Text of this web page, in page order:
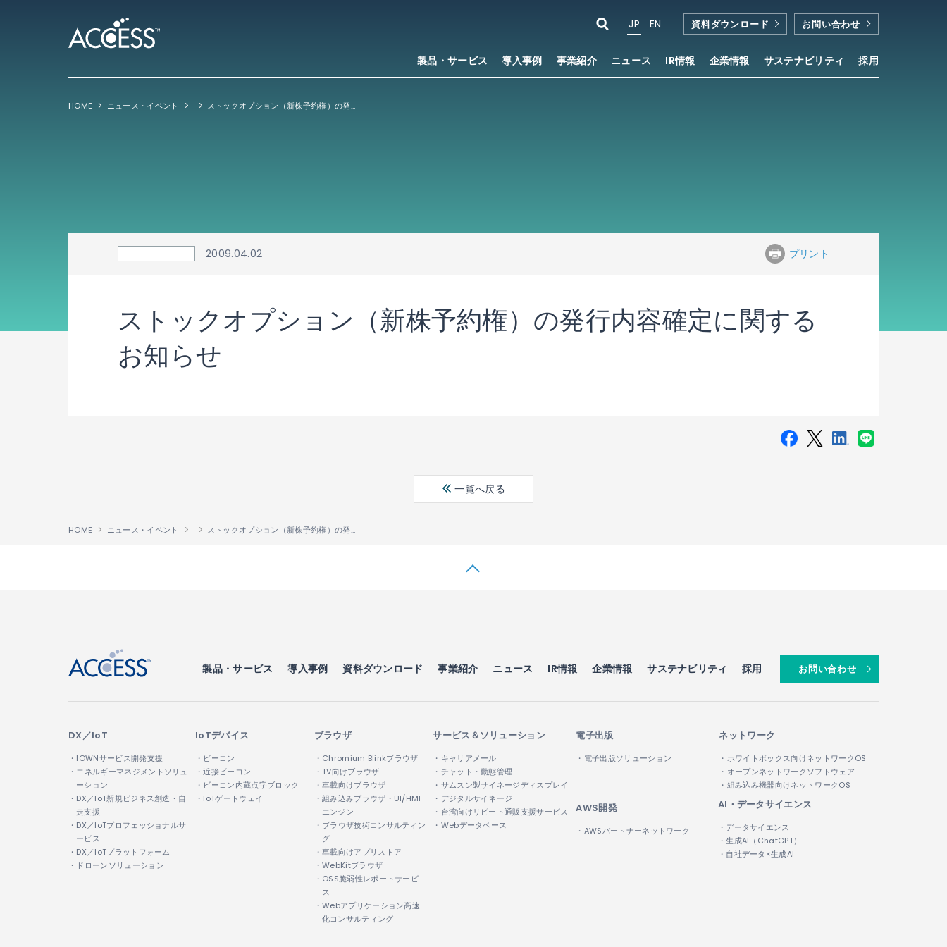
製品・サービス 導入事例 事業紹介 ニュース IR情報 企業情報 サステナビリティ 採用
JP EN 資料ダウンロード お問い合わせ
HOME ニュース・イベント ストックオプション（新株予約権）の発行内容確定に関するお知らせ
2009.04.02 プリント
ストックオプション（新株予約権）の発行内容確定に関する
お知らせ
一覧へ戻る
HOME ニュース・イベント ストックオプション（新株予約権）の発行内容確定に関するお知らせ
製品・サービス 導入事例 資料ダウンロード 事業紹介 ニュース IR情報 企業情報 サステナビリティ 採用 お問い合わせ
DX／IoT
・IOWNサービス開発支援
・エネルギーマネジメントソリュ
ーション
・DX／IoT新規ビジネス創造・自
走支援
・DX／IoTプロフェッショナルサ
ービス
・DX／IoTプラットフォーム
・ドローンソリューション
IoTデバイス
・ビーコン
・近接ビーコン
・ビーコン内蔵点字ブロック
・IoTゲートウェイ
ブラウザ
・Chromium Blinkブラウザ
・TV向けブラウザ
・車載向けブラウザ
・組み込みブラウザ・UI/HMI
エンジン
・ブラウザ技術コンサルティン
グ
・車載向けアプリストア
・WebKitブラウザ
・OSS脆弱性レポートサービ
ス
・Webアプリケーション高速
化コンサルティング
サービス＆ソリューション
・キャリアメール
・チャット・動態管理
・サムスン製サイネージディスプレイ
・デジタルサイネージ
・台湾向けリピート通販支援サービス
・Webデータベース
電子出版
・電子出版ソリューション
ネットワーク
・ホワイトボックス向けネットワークOS
・オープンネットワークソフトウェア
・組み込み機器向けネットワークOS
AWS開発
・AWSパートナーネットワーク
AI・データサイエンス
・データサイエンス
・生成AI（ChatGPT）
・自社データ×生成AI